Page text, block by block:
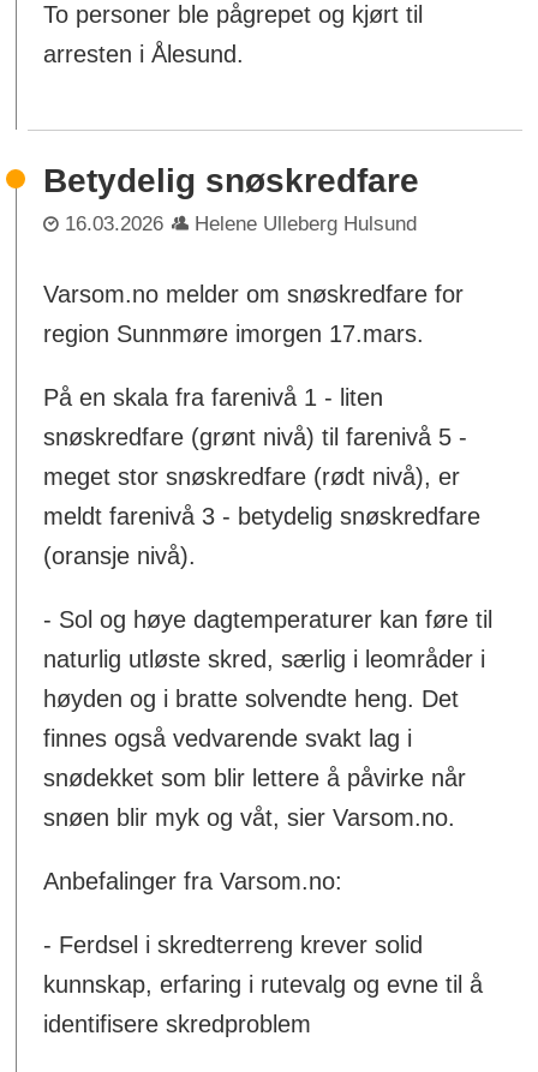
To personer ble pågrepet og kjørt til
arresten i Ålesund.
Betydelig snøskredfare
16.03.2026 Helene Ulleberg Hulsund
Varsom.no melder om snøskredfare for
region Sunnmøre imorgen 17.mars.
På en skala fra farenivå 1 - liten
snøskredfare (grønt nivå) til farenivå 5 -
meget stor snøskredfare (rødt nivå), er
meldt farenivå 3 - betydelig snøskredfare
(oransje nivå).
- Sol og høye dagtemperaturer kan føre til
naturlig utløste skred, særlig i leområder i
høyden og i bratte solvendte heng. Det
finnes også vedvarende svakt lag i
snødekket som blir lettere å påvirke når
snøen blir myk og våt, sier Varsom.no.
Anbefalinger fra Varsom.no:
- Ferdsel i skredterreng krever solid
kunnskap, erfaring i rutevalg og evne til å
identifisere skredproblem